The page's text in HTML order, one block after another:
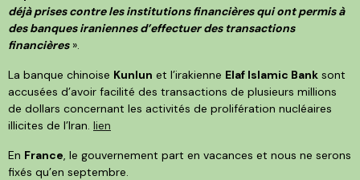
déjà prises contre les institutions financières qui ont permis à
des banques iraniennes d’effectuer des transactions
financières».
La banque chinoise Kunlun et l’irakienne Elaf Islamic Bank sont
accusées d’avoir facilité des transactions de plusieurs millions
de dollars concernant les activités de prolifération nucléaires
illicites de l’Iran. lien
En France , le gouvernement part en vacances et nous ne serons
fixés qu’en septembre.